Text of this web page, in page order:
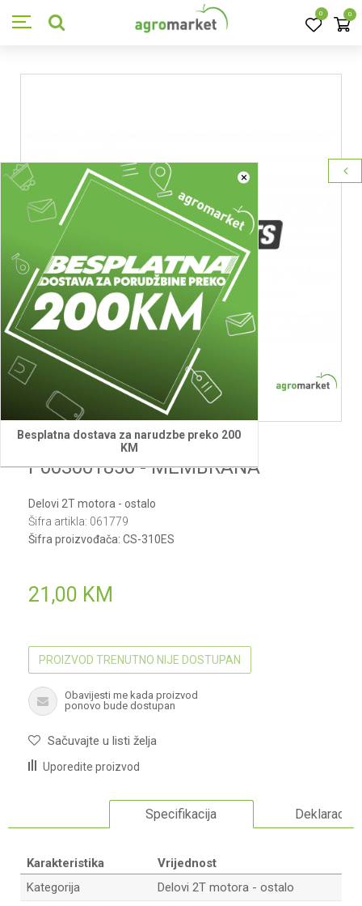
0 0
×
Besplatna dostava za narudzbe preko 200
KM
Echo
P003001850 - MEMBRANA
Delovi 2T motora - ostalo
Šifra artikla: 061779
Šifra proizvođača: CS-310ES
21,00 KM
PROIZVOD TRENUTNO NIJE DOSTUPAN
Obavijesti me kada proizvod
ponovo bude dostupan
Sačuvajte u listi želja
Uporedite proizvod
Specifikacija Deklaracija
Karakteristika
Vrijednost
Kategorija
Delovi 2T motora - ostalo